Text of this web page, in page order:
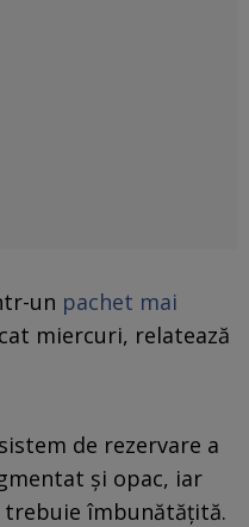
un pachet mai
miercuri, relatează
de rezervare a
și opac, iar
trebuie îmbunătățită.